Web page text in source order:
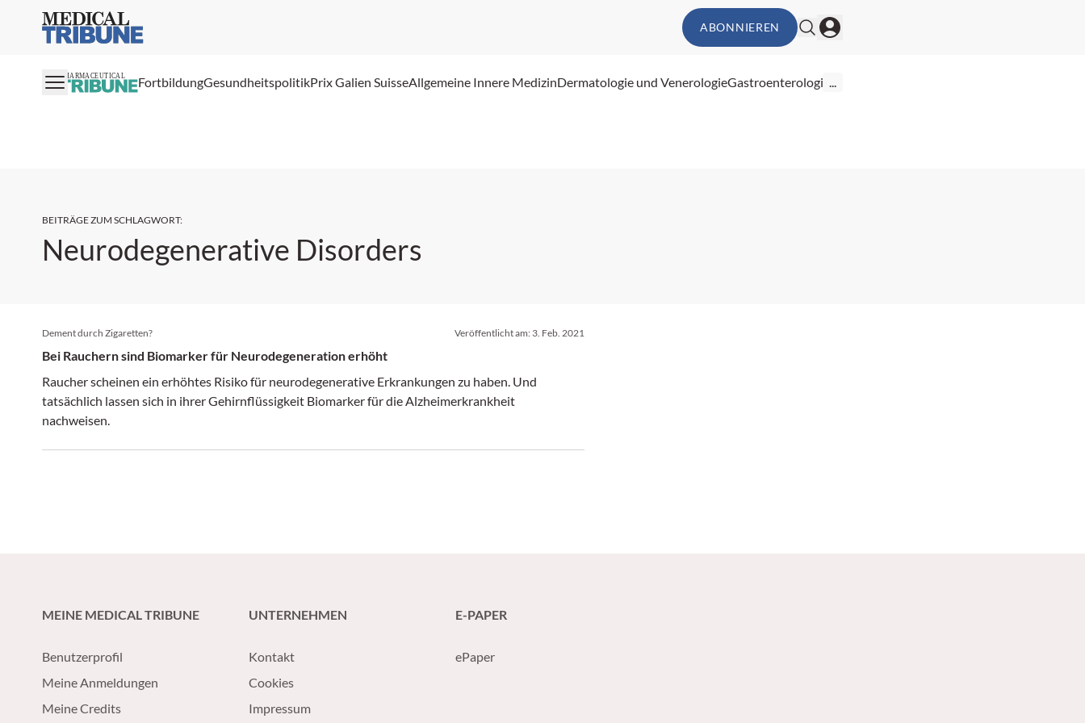
Medical Tribune ABONNIEREN
PHARMACEUTICAL FortbildungGesundheitspolitikPrix Galien SuisseAllgemeine Innere MedizinDermatologie und VenerologieGastroenterologie...
BEITRÄGE ZUM SCHLAGWORT:
Neurodegenerative Disorders
Dement durch Zigaretten? Veröffentlicht am: 3. Feb. 2021
Bei Rauchern sind Biomarker für Neurodegeneration erhöht
Raucher scheinen ein erhöhtes Risiko für neurodegenerative Erkrankungen zu haben. Und
tatsächlich lassen sich in ihrer Gehirnflüssigkeit Biomarker für die Alzheimerkrankheit
nachweisen.
MEINE MEDICAL TRIBUNE
Benutzerprofil
Meine Anmeldungen
Meine Credits
UNTERNEHMEN
Kontakt
Cookies
Impressum
E-PAPER
ePaper